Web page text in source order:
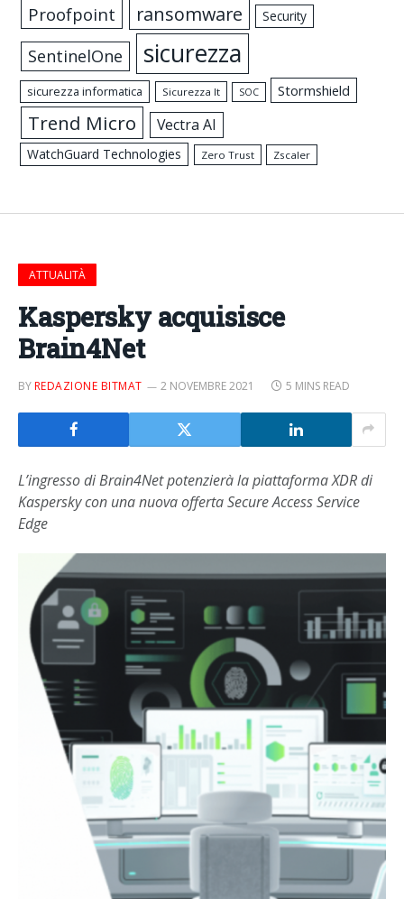
Proofpoint ransomware Security
SentinelOne sicurezza
sicurezza informatica Sicurezza It SOC Stormshield
Trend Micro Vectra AI
WatchGuard Technologies Zero Trust Zscaler
ATTUALITÀ
Kaspersky acquisisce
Brain4Net
BYREDAZIONE BITMAT 2 NOVEMBRE 2021 5 MINS READ
L’ingresso di Brain4Net potenzierà la piattaforma XDR di
Kaspersky con una nuova offerta Secure Access Service
Edge